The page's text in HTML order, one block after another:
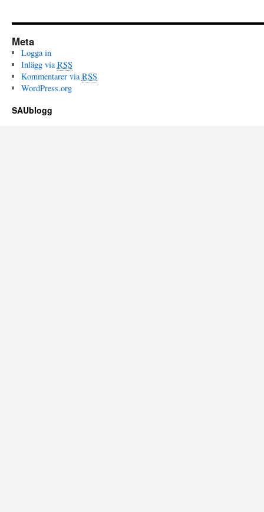
Meta
Logga in
Inlägg viaRSS
Kommentarer viaRSS
WordPress.org
SAUblogg